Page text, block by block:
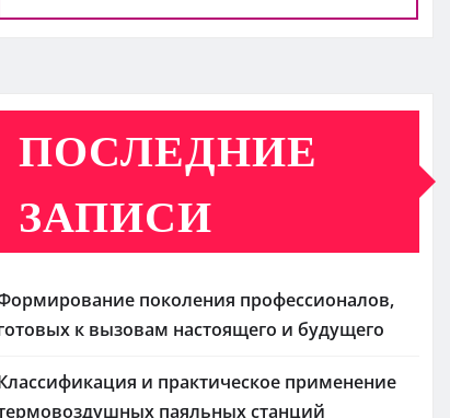
ПОСЛЕДНИЕ
ЗАПИСИ
поколения профессионалов,
к вызовам настоящего и будущего
и практическое применение
паяльных станций